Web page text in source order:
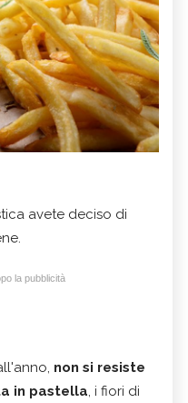
avete deciso di
la pubblicità
non si resiste
in pastella, i fiori di